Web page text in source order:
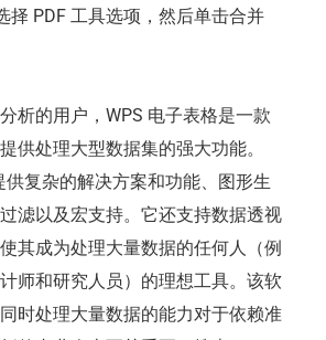
择 PDF 工具选项，然后单击合并
析的用户，WPS 电子表格是一款
供处理大型数据集的强大功能。
供复杂的解决方案和功能、图形生
滤以及宏支持。它还支持数据透视
其成为处理大量数据的任何人（例
师和研究人员）的理想工具。该软
时处理大量数据的能力对于依赖准